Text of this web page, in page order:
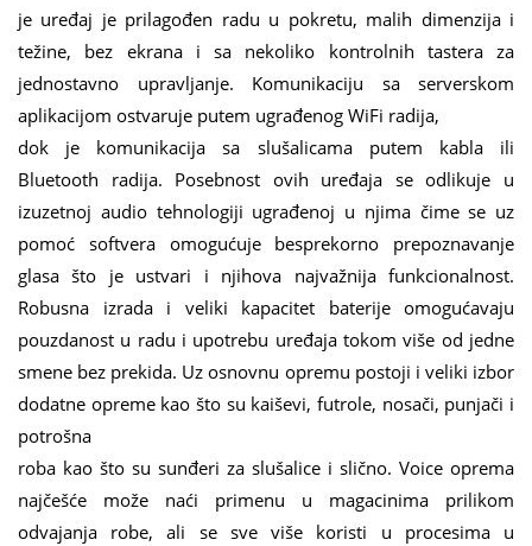
je uređaj je prilagođen radu u pokretu, malih dimenzija i
težine, bez ekrana i sa nekoliko kontrolnih tastera za
jednostavno upravljanje. Komunikaciju sa serverskom
aplikacijom ostvaruje putem ugrađenog WiFi radija,
dok je komunikacija sa slušalicama putem kabla ili
Bluetooth radija. Posebnost ovih uređaja se odlikuje u
izuzetnoj audio tehnologiji ugrađenoj u njima čime se uz
pomoć softvera omogućuje besprekorno prepoznavanje
glasa što je ustvari i njihova najvažnija funkcionalnost.
Robusna izrada i veliki kapacitet baterije omogućavaju
pouzdanost u radu i upotrebu uređaja tokom više od jedne
smene bez prekida. Uz osnovnu opremu postoji i veliki izbor
dodatne opreme kao što su kaiševi, futrole, nosači, punjači i
potrošna
roba kao što su sunđeri za slušalice i slično. Voice oprema
najčešće može naći primenu u magacinima prilikom
odvajanja robe, ali se sve više koristi u procesima u